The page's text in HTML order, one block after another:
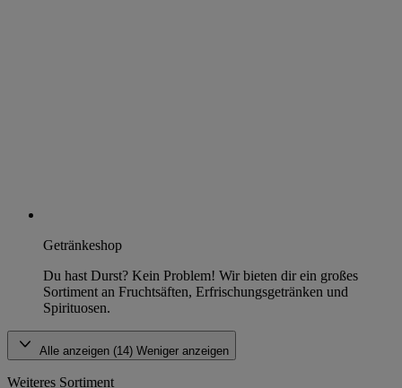
Getränkeshop
Du hast Durst? Kein Problem! Wir bieten dir ein großes
Sortiment an Fruchtsäften, Erfrischungsgetränken und
Spirituosen.
Alle anzeigen (14) Weniger anzeigen
Weiteres Sortiment